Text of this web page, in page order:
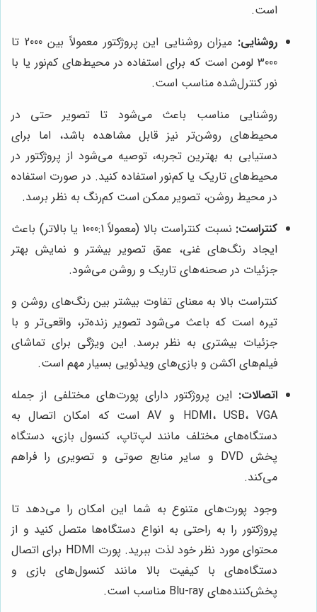
است.
روشنایی:
میزان روشنایی این پروژکتور معمولاً بین 2000 تا
3000 لومن است که برای استفاده در محیط‌های کم‌نور یا با
نور کنترل‌شده مناسب است.
روشنایی مناسب باعث می‌شود تا تصویر حتی در
محیط‌های روشن‌تر نیز قابل مشاهده باشد، اما برای
دستیابی به بهترین تجربه، توصیه می‌شود از پروژکتور در
محیط‌های تاریک یا کم‌نور استفاده کنید. در صورت استفاده
در محیط روشن، تصویر ممکن است کم‌رنگ به نظر برسد.
کنتراست:
نسبت کنتراست بالا (معمولاً 1000:1 یا بالاتر) باعث
ایجاد رنگ‌های غنی، عمق تصویر بیشتر و نمایش بهتر
جزئیات در صحنه‌های تاریک و روشن می‌شود.
کنتراست بالا به معنای تفاوت بیشتر بین رنگ‌های روشن و
تیره است که باعث می‌شود تصویر زنده‌تر، واقعی‌تر و با
جزئیات بیشتری به نظر برسد. این ویژگی برای تماشای
فیلم‌های اکشن و بازی‌های ویدئویی بسیار مهم است.
اتصالات: این پروژکتور دارای پورت‌های مختلفی از جمله
HDMI، USB، VGA و AV است که امکان اتصال به
دستگاه‌های مختلف مانند لپ‌تاپ، کنسول بازی، دستگاه
پخش DVD و سایر منابع صوتی و تصویری را فراهم
می‌کند.
وجود پورت‌های متنوع به شما این امکان را می‌دهد تا
پروژکتور را به راحتی به انواع دستگاه‌ها متصل کنید و از
محتوای مورد نظر خود لذت ببرید. پورت HDMI برای اتصال
دستگاه‌های با کیفیت بالا مانند کنسول‌های بازی و
پخش‌کننده‌های Blu-ray مناسب است.